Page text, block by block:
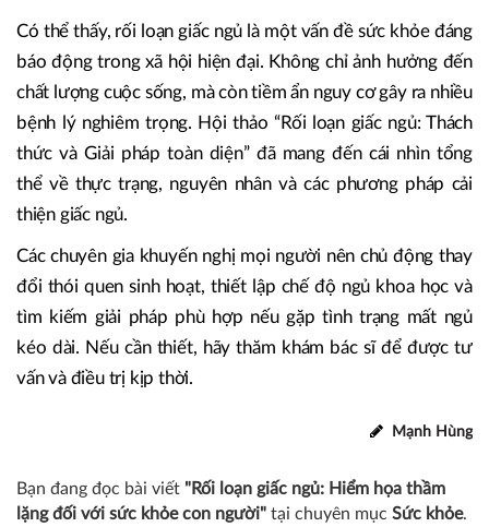
Có thể thấy, rối loạn giấc ngủ là một vấn đề sức khỏe đáng
báo động trong xã hội hiện đại. Không chỉ ảnh hưởng đến
chất lượng cuộc sống, mà còn tiềm ẩn nguy cơ gây ra nhiều
bệnh lý nghiêm trọng. Hội thảo “Rối loạn giấc ngủ: Thách
thức và Giải pháp toàn diện” đã mang đến cái nhìn tổng
thể về thực trạng, nguyên nhân và các phương pháp cải
thiện giấc ngủ.
Các chuyên gia khuyến nghị mọi người nên chủ động thay
đổi thói quen sinh hoạt, thiết lập chế độ ngủ khoa học và
tìm kiếm giải pháp phù hợp nếu gặp tình trạng mất ngủ
kéo dài. Nếu cần thiết, hãy thăm khám bác sĩ để được tư
vấn và điều trị kịp thời.
Mạnh Hùng
Bạn đang đọc bài viết "Rối loạn giấc ngủ: Hiểm họa thầm
lặng đối với sức khỏe con người" tại chuyên mục Sức khỏe.